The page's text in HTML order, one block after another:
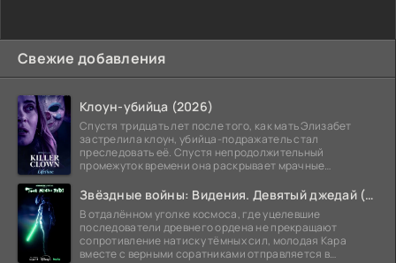
Свежие добавления
Клоун-убийца (2026)
Спустя тридцать лет после того, как мать Элизабет
застрелила клоун, убийца-подражатель стал
преследовать её. Спустя непродолжительный
промежуток времени она раскрывает мрачные
Звёздные войны: Видения. Девятый джедай (2026)
В отдалённом уголке космоса, где уцелевшие
последователи древнего ордена не прекращают
сопротивление натиску тёмных сил, молодая Кара
вместе с верными соратниками отправляется в